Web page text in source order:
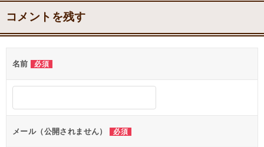
稿
ナ
ゲ
ー
シ
コメントを残す
名前 必須
メール（公開されません） 必須